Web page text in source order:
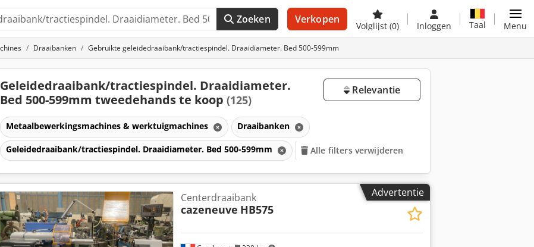
Zoeken Verkopen
Volglijst (0) Inloggen Taal Menu
Draaibanken Gebruikte geleidedraaibank/tractiespindel. Draaidiameter. Bed 500-599mm
Geleidedraaibank/tractiespindel. Draaidiameter.
Bed 500-599mm tweedehands te koop (125)
Relevantie
Metaalbewerkingsmachines & werktuigmachines Draaibanken
Geleidedraaibank/tractiespindel. Draaidiameter. Bed 500-599mm Alle filters verwijderen
Advertentie
Centerdraaibank
cazeneuve HB575